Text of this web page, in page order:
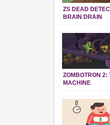
ZS DEAD
BRAIN DRAIN
ZOMBOTRON 2:
MACHINE